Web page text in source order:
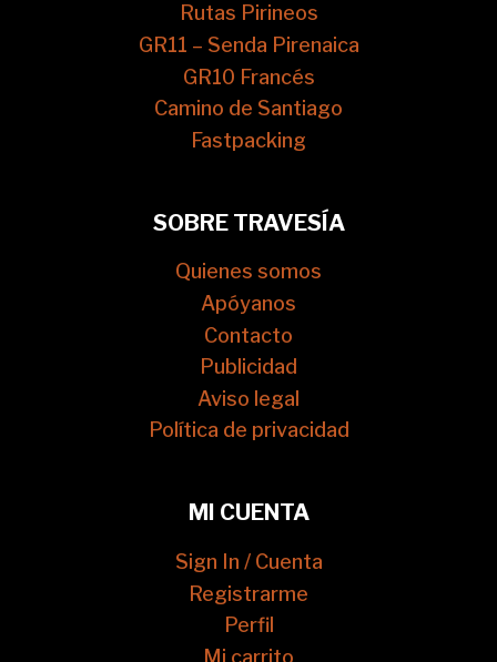
Rutas Pirineos
GR11 – Senda Pirenaica
GR10 Francés
Camino de Santiago
Fastpacking
SOBRE TRAVESÍA
Quienes somos
Apóyanos
Contacto
Publicidad
Aviso legal
Política de privacidad
MI CUENTA
Sign In / Cuenta
Registrarme
Perfil
Mi carrito